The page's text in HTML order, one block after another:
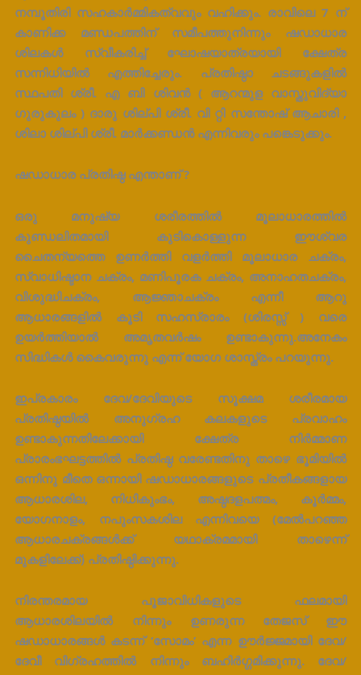
നമ്പൂതിരി സഹകാർമ്മികത്വവും വഹിക്കും. രാവിലെ 7 ന്
കാണിക്ക മണ്ഡപത്തിന് സമീപത്തുനിന്നും ഷഡാധാര
ശിലകൾ സ്വീകരിച്ച് ഘോഷയാത്രയായി ക്ഷേത്ര
സന്നിധിയിൽ എത്തിച്ചേരും. പ്രതിഷ്ഠാ ചടങ്ങുകളിൽ
സ്ഥപതി ശ്രീ. എ ബി ശിവൻ ( ആറന്മുള വാസ്തുവിദ്യാ
ഗുരുകുലം ) ദാരു ശില്പി ശ്രീ. വി റ്റി സന്തോഷ് ആചാരി ,
ശിലാ ശില്പി ശ്രീ. മാർക്കണ്ഡൻ എന്നിവരും പങ്കെടുക്കും.
ഷഡാധാര പ്രതിഷ്ഠ എന്താണ് ?
ഒരു മനുഷ്യ ശരീരത്തിൽ മൂലാധാരത്തിൽ
കുണ്ഡലിതമായി കുടികൊള്ളുന്ന ഈശ്വര
ചൈതന്യത്തെ ഉണർത്തി വളർത്തി മൂലാധാര ചക്രം,
സ്വാധിഷ്ടാന ചക്രം, മണിപൂരക ചക്രം, അനാഹതചക്രം,
വിശുദ്ധിചക്രം, ആജ്ഞാചക്രം എന്നീ ആറു
ആധാരങ്ങളിൽ കൂടി സഹസ്രാരം (ശിരസ്സ് ) വരെ
ഉയർത്തിയാൽ അമൃതവർഷം ഉണ്ടാകുന്നു.അനേകം
സിദ്ധികൾ കൈവരുന്നു എന്ന് യോഗ ശാസ്ത്രം പറയുന്നു.
ഇപ്രകാരം ദേവ/ദേവിയുടെ സൂക്ഷമ ശരീരമായ
പ്രതിഷ്ഠയിൽ അനുഗ്രഹ കലകളുടെ പ്രവാഹം
ഉണ്ടാകുന്നതിലേക്കായി ക്ഷേത്ര നിർമ്മാണ
പ്രാരംഭഘട്ടത്തിൽ പ്രതിഷ്ഠ വരേണ്ടതിനു താഴെ ഭൂമിയിൽ
ഒന്നിനു മീതെ ഒന്നായി ഷഡാധാരങ്ങളുടെ പ്രതീകങ്ങളായ
ആധാരശില, നിധികുംഭം, അഷ്ഠദളപത്മം, കൂർമ്മം,
യോഗനാളം, നപുംസകശില എന്നിവയെ (മേൽപറഞ്ഞ
ആധാരചക്രങ്ങൾക്ക് യഥാക്രമമായി താഴെന്ന്
മുകളിലേക്ക്) പ്രതിഷ്ഠിക്കുന്നു.
നിരന്തരമായ പൂജാവിധികളുടെ ഫലമായി
ആധാരശിലയിൽ നിന്നും ഉണരുന്ന തേജസ്‌ ഈ
ഷഡാധാരങ്ങൾ കടന്ന് ‘സോമം’ എന്ന ഊർജ്ജമായി ദേവ/
ദേവീ വിഗ്രഹത്തിൽ നിന്നും ബഹിർഗ്ഗമിക്കുന്നു. ദേവ/